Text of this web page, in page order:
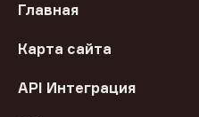
Главная
Карта сайта
API Интеграция